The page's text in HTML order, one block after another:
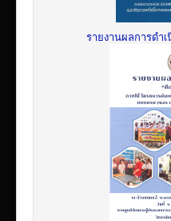
รายงานผลการดำ